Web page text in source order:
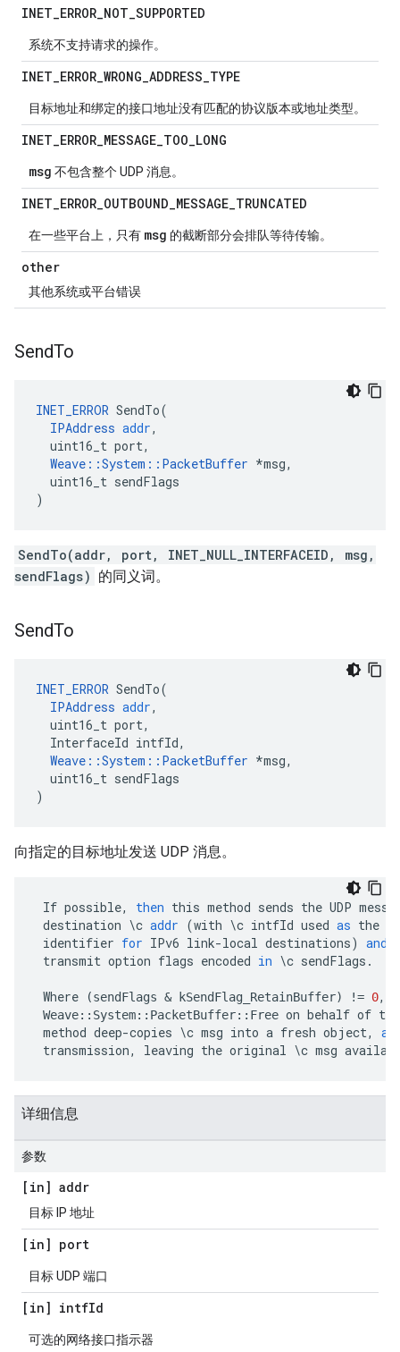
INET_ERROR_NOT_SUPPORTED
系统不支持请求的操作。
INET_ERROR_WRONG_ADDRESS_TYPE
目标地址和绑定的接口地址没有匹配的协议版本或地址类型。
INET_ERROR_MESSAGE_TOO_LONG
msg 不包含整个 UDP 消息。
INET_ERROR_OUTBOUND_MESSAGE_TRUNCATED
在一些平台上，只有 msg 的截断部分会排队等待传输。
other
其他系统或平台错误
SendTo
INET_ERROR SendTo(
IPAddress addr,
uint16_t port,
Weave ::System :: PacketBuffer *msg,
uint16_t sendFlags
)
SendTo(addr, port, INET_NULL_INTERFACEID, msg,
sendFlags) 的同义词。
SendTo
INET_ERROR SendTo(
IPAddress addr,
uint16_t port,
InterfaceId intfId,
Weave ::System :: PacketBuffer *msg,
uint16_t sendFlags
)
向指定的目标地址发送 UDP 消息。
If possible, then this method sends the UDP
destination \c addr (with \c intfId used as the
identifier for IPv6 link-local destinations) and
transmit option flags encoded in \c sendFlags .
Where (sendFlags & kSendFlag_RetainBuffer) != 0,
Weave:: System:: PacketBuffer:: Free on behalf of the
method deep-copies \c msg into a fresh object,
transmission, leaving the original \c msg
详细信息
参数
[in] addr
目标 IP 地址
[in] port
目标 UDP 端口
[in] intfId
可选的网络接口指示器